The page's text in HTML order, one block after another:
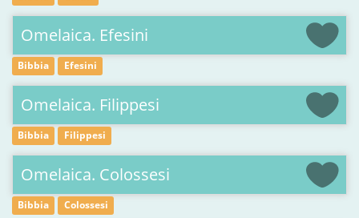
Omelaica. Efesini
Bibbia Efesini
Omelaica. Filippesi
Bibbia Filippesi
Omelaica. Colossesi
Bibbia Colossesi